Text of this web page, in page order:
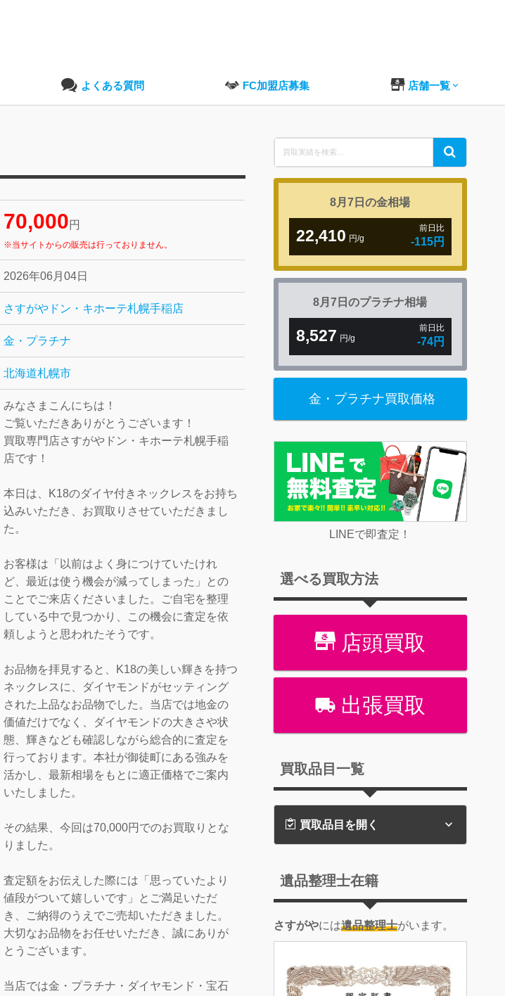
よくある質問 FC加盟店募集 店舗一覧
70,000 円
※当サイトからの販売は行っておりません。
2026年06月04日
さすがやドン・キホーテ札幌手稲店
金・プラチナ
北海道札幌市
みなさまこんにちは！
ご覧いただきありがとうございます！
買取専門店さすがやドン・キホーテ札幌手稲
店です！
本日は、K18のダイヤ付きネックレスをお持ち
込みいただき、お買取りさせていただきまし
た。
お客様は「以前はよく身につけていたけれ
ど、最近は使う機会が減ってしまった」との
ことでご来店くださいました。ご自宅を整理
している中で見つかり、この機会に査定を依
頼しようと思われたそうです。
お品物を拝見すると、K18の美しい輝きを持つ
ネックレスに、ダイヤモンドがセッティング
された上品なお品物でした。当店では地金の
価値だけでなく、ダイヤモンドの大きさや状
態、輝きなども確認しながら総合的に査定を
行っております。本社が御徒町にある強みを
活かし、最新相場をもとに適正価格でご案内
いたしました。
その結果、今回は70,000円でのお買取りとな
りました。
査定額をお伝えした際には「思っていたより
値段がついて嬉しいです」とご満足いただ
き、ご納得のうえでご売却いただきました。
大切なお品物をお任せいただき、誠にありが
とうございます。
当店では金・プラチナ・ダイヤモンド・宝石
Search
for:
Search
8月7日の金相場
22,410 円/g
前日比
-115円
8月7日のプラチナ相場
8,527 円/g
前日比
-74円
金・プラチナ買取価格
LINEで即査定！
選べる買取方法
店頭買取
出張買取
買取品目一覧
買取品目を開く
遺品整理士在籍
さすがやには遺品整理士がいます。